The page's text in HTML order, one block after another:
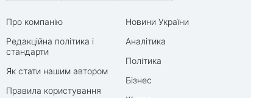
Про компанію
Редакційна політика і
стандарти
Як стати нашим автором
Правила користування
Новини України
Аналітика
Політика
Бізнес